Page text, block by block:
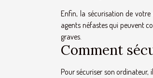
Enfin, la sécurisation de
agents néfastes qui peuvent
graves.
Comment
Pour sécuriser son ordinateur,